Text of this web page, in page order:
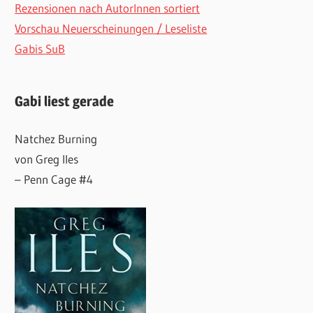
Rezensionen nach AutorInnen sortiert
Vorschau Neuerscheinungen / Leseliste
Gabis SuB
Gabi liest gerade
Natchez Burning
von Greg Iles
– Penn Cage #4